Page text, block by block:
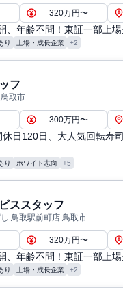
320万円〜
、年齢不問！東証一部上
り 上場・成長企業 +2
フ
取市
300万円〜
休日120日、大人気回転寿
り ホワイト志向 +5
ススタッフ
鳥取駅前町店 鳥取市
320万円〜
、年齢不問！東証一部上
り 上場・成長企業 +2